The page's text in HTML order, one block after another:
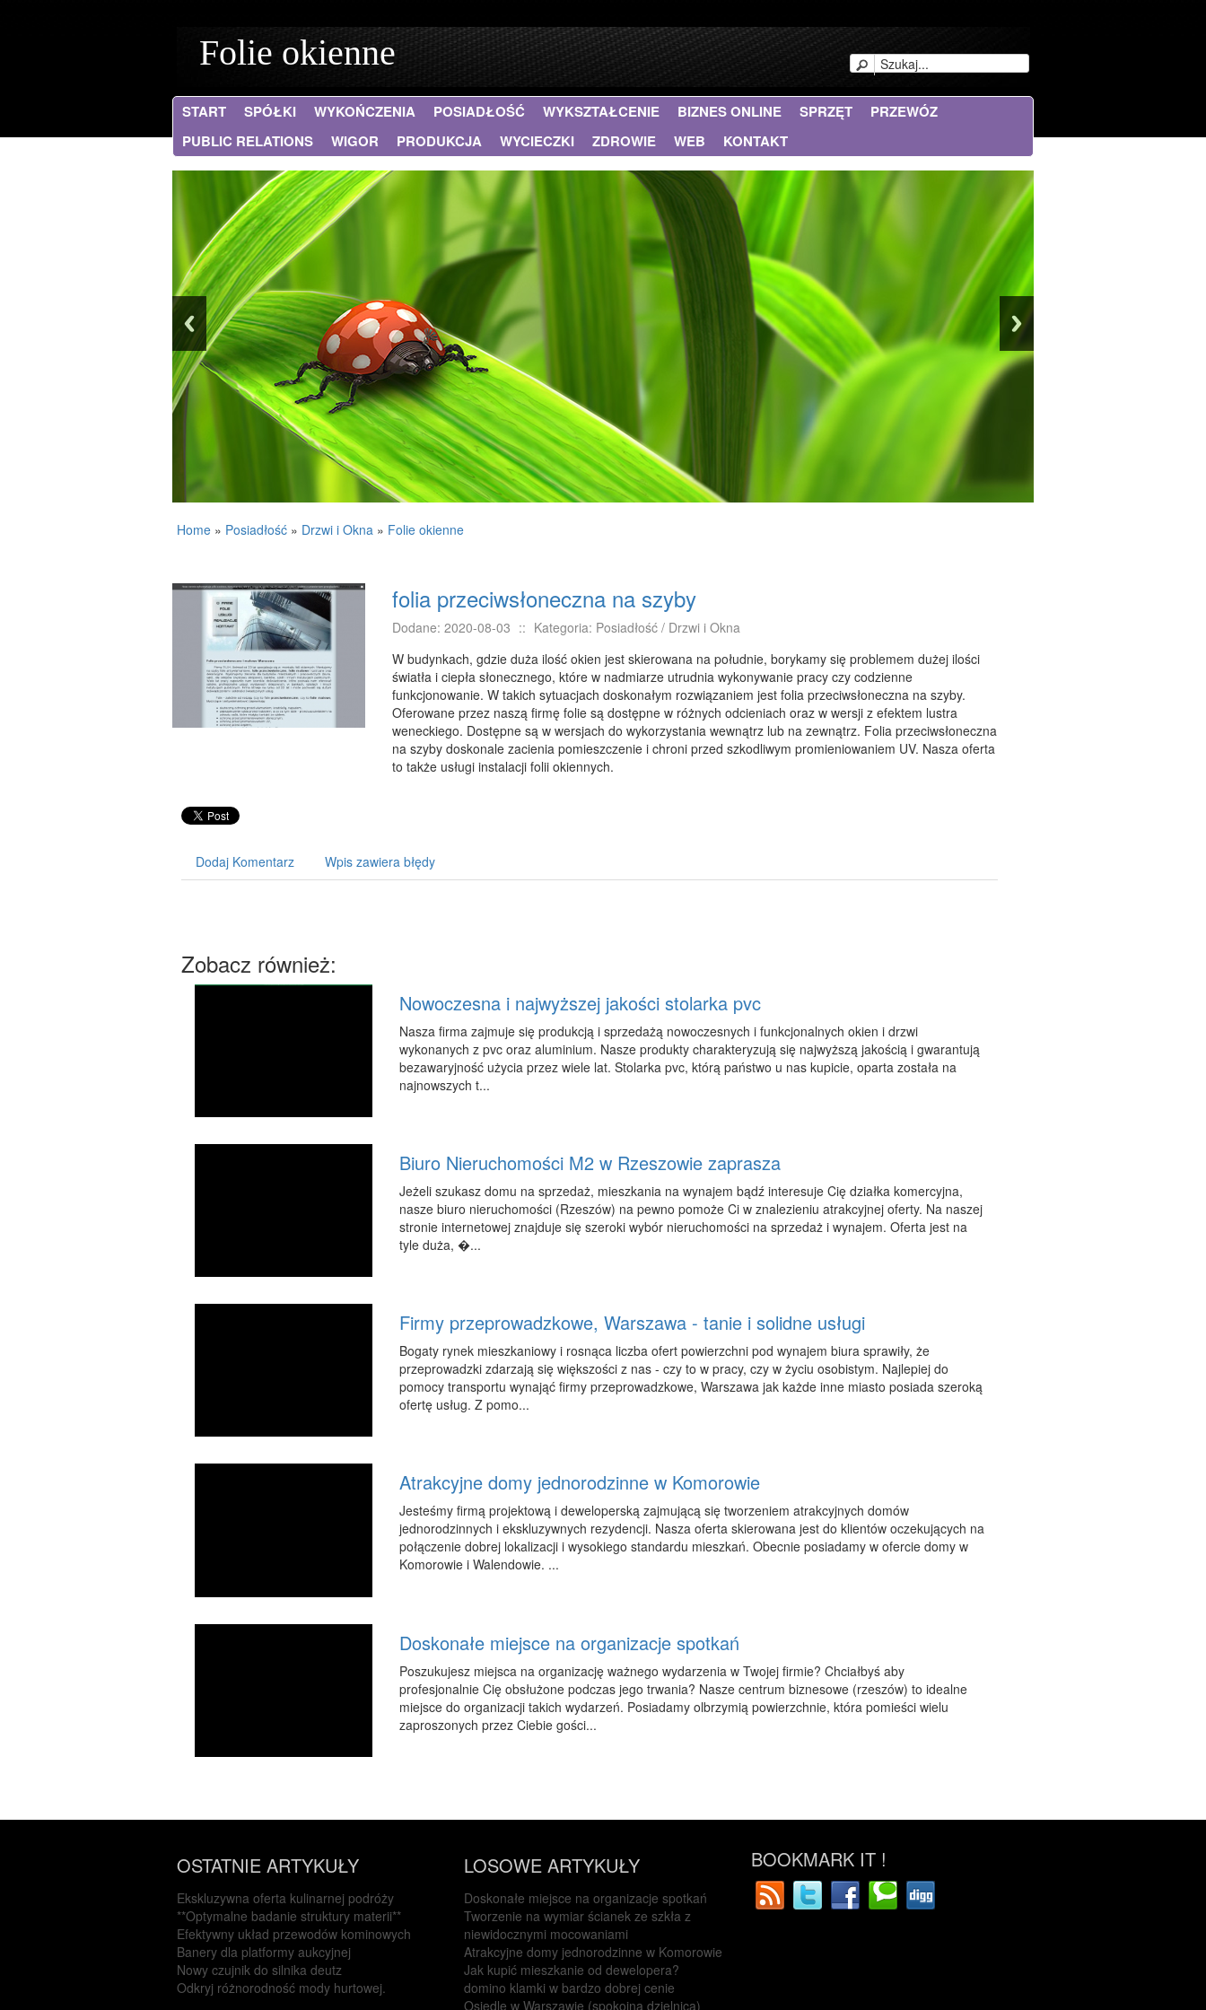
Folie okienne
START SPÓŁKI WYKOŃCZENIA POSIADŁOŚĆ WYKSZTAŁCENIE BIZNES ONLINE SPRZĘT
PRZEWÓZ
PUBLIC RELATIONS
WIGOR PRODUKCJA WYCIECZKI ZDROWIE WEB KONTAKT
Home » Posiadłość » Drzwi i Okna » Folie okienne
folia przeciwsłoneczna na szyby
Dodane: 2020-08-03 :: Kategoria: Posiadłość / Drzwi i Okna
W budynkach, gdzie duża ilość okien jest skierowana na południe, borykamy się problemem dużej ilości
światła i ciepła słonecznego, które w nadmiarze utrudnia wykonywanie pracy czy codzienne
funkcjonowanie. W takich sytuacjach doskonałym rozwiązaniem jest folia przeciwsłoneczna na szyby.
Oferowane przez naszą firmę folie są dostępne w różnych odcieniach oraz w wersji z efektem lustra
weneckiego. Dostępne są w wersjach do wykorzystania wewnątrz lub na zewnątrz. Folia przeciwsłoneczna
na szyby doskonale zacienia pomieszczenie i chroni przed szkodliwym promieniowaniem UV. Nasza oferta
to także usługi instalacji folii okiennych.
Dodaj Komentarz Wpis zawiera błędy
Zobacz również:
Nowoczesna i najwyższej jakości stolarka pvc
Nasza firma zajmuje się produkcją i sprzedażą nowoczesnych i funkcjonalnych okien i drzwi
wykonanych z pvc oraz aluminium. Nasze produkty charakteryzują się najwyższą jakością i gwarantują
bezawaryjność użycia przez wiele lat. Stolarka pvc, którą państwo u nas kupicie, oparta została na
najnowszych t...
Biuro Nieruchomości M2 w Rzeszowie zaprasza
Jeżeli szukasz domu na sprzedaż, mieszkania na wynajem bądź interesuje Cię działka komercyjna,
nasze biuro nieruchomości (Rzeszów) na pewno pomoże Ci w znalezieniu atrakcyjnej oferty. Na naszej
stronie internetowej znajduje się szeroki wybór nieruchomości na sprzedaż i wynajem. Oferta jest na
tyle duża, �...
Firmy przeprowadzkowe, Warszawa - tanie i solidne usługi
Bogaty rynek mieszkaniowy i rosnąca liczba ofert powierzchni pod wynajem biura sprawiły, że
przeprowadzki zdarzają się większości z nas - czy to w pracy, czy w życiu osobistym. Najlepiej do
pomocy transportu wynająć firmy przeprowadzkowe, Warszawa jak każde inne miasto posiada szeroką
ofertę usług. Z pomo...
Atrakcyjne domy jednorodzinne w Komorowie
Jesteśmy firmą projektową i deweloperską zajmującą się tworzeniem atrakcyjnych domów
jednorodzinnych i ekskluzywnych rezydencji. Nasza oferta skierowana jest do klientów oczekujących na
połączenie dobrej lokalizacji i wysokiego standardu mieszkań. Obecnie posiadamy w ofercie domy w
Komorowie i Walendowie. ...
Doskonałe miejsce na organizacje spotkań
Poszukujesz miejsca na organizację ważnego wydarzenia w Twojej firmie? Chciałbyś aby
profesjonalnie Cię obsłużone podczas jego trwania? Nasze centrum biznesowe (rzeszów) to idealne
miejsce do organizacji takich wydarzeń. Posiadamy olbrzymią powierzchnie, która pomieści wielu
zaproszonych przez Ciebie gości...
OSTATNIE ARTYKUŁY
Ekskluzywna oferta kulinarnej podróży
**Optymalne badanie struktury materii**
Efektywny układ przewodów kominowych
Banery dla platformy aukcyjnej
Nowy czujnik do silnika deutz
Odkryj różnorodność mody hurtowej.
LOSOWE ARTYKUŁY
Doskonałe miejsce na organizacje spotkań
Tworzenie na wymiar ścianek ze szkła z
niewidocznymi mocowaniami
Atrakcyjne domy jednorodzinne w Komorowie
Jak kupić mieszkanie od dewelopera?
domino klamki w bardzo dobrej cenie
Osiedle w Warszawie (spokojna dzielnica)
BOOKMARK IT !